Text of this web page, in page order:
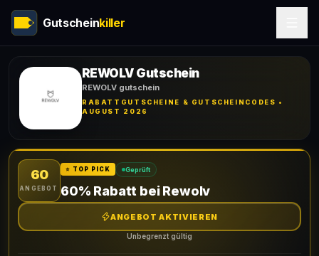
Gutscheinkiller
REWOLV Gutschein
REWOLV gutschein
RABATTGUTSCHEINE & GUTSCHEINCODES •
AUGUST 2026
60
ANGEBOT
⭐ TOP PICK Geprüft
60% Rabatt bei Rewolv
ANGEBOT AKTIVIEREN
Unbegrenzt gültig